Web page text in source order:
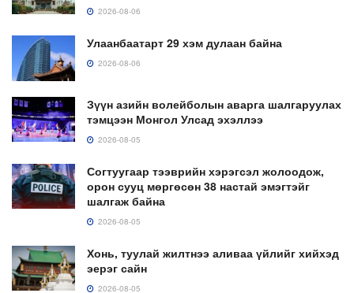
2026-08-06
Улаанбаатарт 29 хэм дулаан байна
2026-08-06
Зүүн азийн волейболын аварга шалгаруулах
тэмцээн Монгол Улсад эхэллээ
2026-08-05
Согтуугаар тээврийн хэрэгсэл жолоодож,
орон сууц мөргөсөн 38 настай эмэгтэйг
шалгаж байна
2026-08-05
Хонь, туулай жилтнээ аливаа үйлийг хийхэд
эерэг сайн
2026-08-05